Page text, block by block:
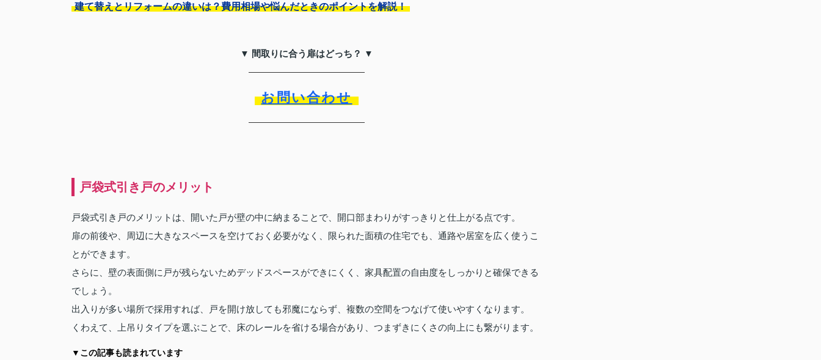
建て替えとリフォームの違いは？費用相場や悩んだときのポイントを解説！
▼ 間取りに合う扉はどっち？ ▼
お問い合わせ
戸袋式引き戸のメリット
戸袋式引き戸のメリットは、開いた戸が壁の中に納まることで、開口部まわりがすっきりと仕上がる点です。
扉の前後や、周辺に大きなスペースを空けておく必要がなく、限られた面積の住宅でも、通路や居室を広く使うこ
とができます。
さらに、壁の表面側に戸が残らないためデッドスペースができにくく、家具配置の自由度をしっかりと確保できる
でしょう。
出入りが多い場所で採用すれば、戸を開け放しても邪魔にならず、複数の空間をつなげて使いやすくなります。
くわえて、上吊りタイプを選ぶことで、床のレールを省ける場合があり、つまずきにくさの向上にも繋がります。
▼この記事も読まれています